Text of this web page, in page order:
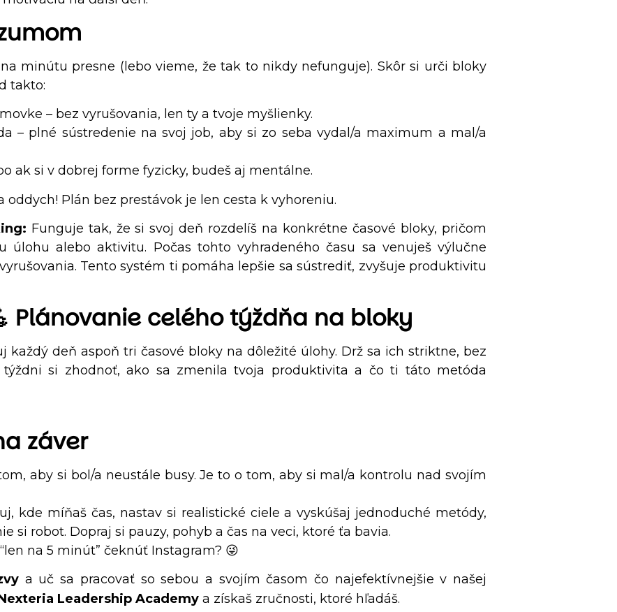
minútu presne (lebo vieme, že tak to nikdy nefunguje). Skôr si urči bloky
takto:
– bez vyrušovania, len ty a tvoje myšlienky.
– plné sústredenie na svoj job, aby si zo seba vydal/a maximum a mal/a
ak si v dobrej forme fyzicky, budeš aj mentálne.
oddych! Plán bez prestávok je len cesta k vyhoreniu.
Funguje tak, že si svoj deň rozdelíš na konkrétne časové bloky, pričom
úlohu alebo aktivitu. Počas tohto vyhradeného času sa venuješ výlučne
Tento systém ti pomáha lepšie sa sústrediť, zvyšuje produktivitu
Plánovanie celého týždňa na bloky
každý deň aspoň tri časové bloky na dôležité úlohy. Drž sa ich striktne, bez
si zhodnoť, ako sa zmenila tvoja produktivita a čo ti táto metóda
záver
aby si bol/a neustále busy. Je to o tom, aby si mal/a kontrolu nad svojím
kde míňaš čas, nastav si realistické ciele a vyskúšaj jednoduché metódy,
si robot. Dopraj si pauzy, pohyb a čas na veci, ktoré ťa bavia.
na 5 minút” čeknúť Instagram? 😜
a uč sa pracovať so sebou a svojím časom čo najefektívnejšie v našej
Leadership Academy a získaš zručnosti, ktoré hľadáš.